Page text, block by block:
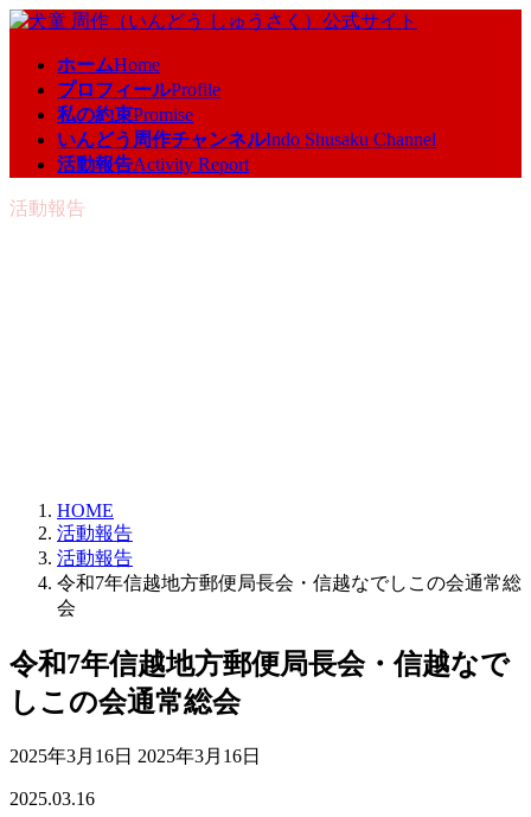
コ
ッ
ナ
移
ホームHome
プロフィールProfile
私の約束Promise
いんどう周作チャンネルIndo Shusaku Channel
活動報告Activity Report
活動報告
HOME
活動報告
活動報告
令和7年信越地方郵便局長会・信越なでしこの会通常総
会
令和7年信越地方郵便局長会・信越なで
しこの会通常総会
2025年3月16日 最
2025年3月16日
2025.03.16